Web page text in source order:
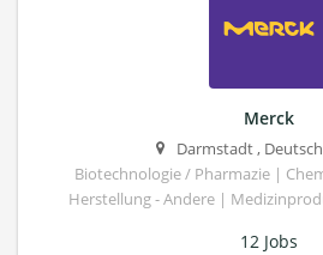
Merck
Darmstadt,
Biotechnologie / Pharmazie |
Herstellung - Andere |
12 Jobs